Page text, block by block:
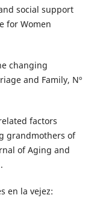
social support
for Women
changing
and Family, Nº
factors
grandmothers of
of Aging and
en la vejez: